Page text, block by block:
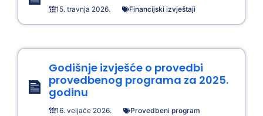
15. travnja 2026. Financijski izvještaji
Godišnje izvješće o provedbi
provedbenog programa za 2025.
godinu
16. veljače 2026. Provedbeni program